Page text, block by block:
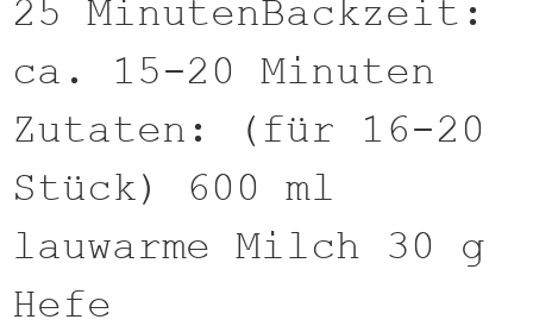
25 MinutenBackzeit:
ca. 15-20 Minuten
Zutaten: (für 16-20
Stück) 600 ml
lauwarme Milch 30 g
Hefe